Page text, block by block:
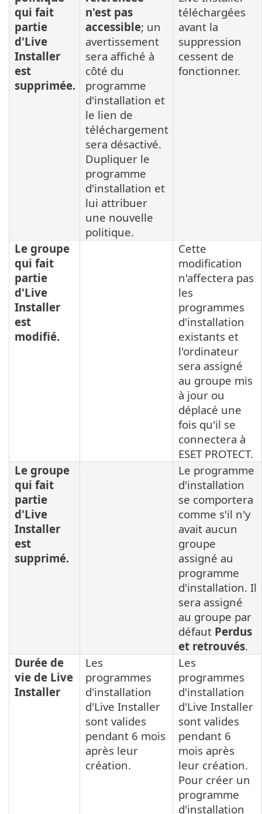
qui fait
partie
d'Live
Installer
est
supprimée.
n'est pas
accessible; un
avertissement
sera affiché à
côté du
programme
d'installation et
le lien de
téléchargement
sera désactivé.
Dupliquer le
programme
d'installation et
lui attribuer
une nouvelle
politique.
téléchargées
avant la
suppression
cessent de
fonctionner.
Le groupe
qui fait
partie
d'Live
Installer
est
modifié.
Cette
modification
n'affectera pas
les
programmes
d'installation
existants et
l'ordinateur
sera assigné
au groupe mis
à jour ou
déplacé une
fois qu'il se
connectera à
ESET PROTECT.
Le groupe
qui fait
partie
d'Live
Installer
est
supprimé.
Le programme
d'installation
se comportera
comme s'il n'y
avait aucun
groupe
assigné au
programme
d'installation. Il
sera assigné
au groupe par
défaut Perdus
et retrouvés.
Durée de
vie de Live
Installer
Les
programmes
d'installation
d'Live Installer
sont valides
pendant 6 mois
après leur
création.
Les
programmes
d'installation
d'Live Installer
sont valides
pendant 6
mois après
leur création.
Pour créer un
programme
d'installation